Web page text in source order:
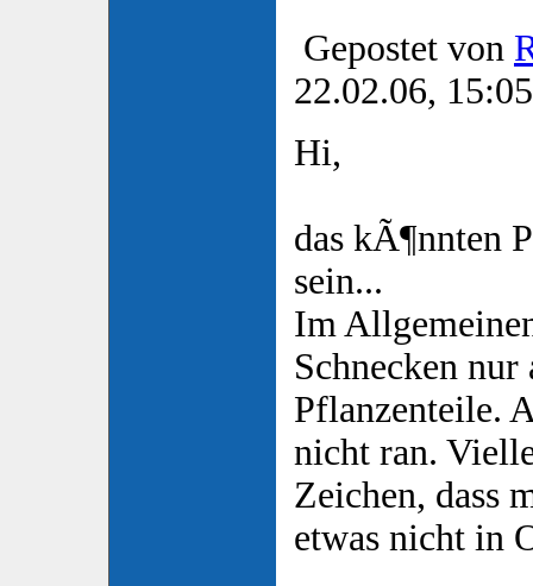
Gepostet von
22.02.06, 15:05
Hi,
das kÃ¶nnten
sein...
Im
Schnecken nur
Pflanzenteile.
nicht ran.
Zeichen, dass
etwas nicht in